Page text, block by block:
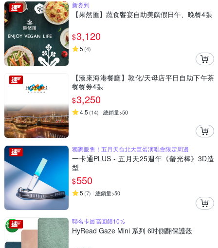
新券到
【果然匯】蔬食饗宴自助美饌假日午、晚餐4張
$3,120
5 (4)
【漢來海港餐廳】敦化/天母店平日自助下午茶
餐餐券4張
$3,250
4.5 (14) 總銷量>50
獨家販售！五月天台北大巨蛋演唱會限定周邊
一卡通PLUS - 五月天25週年《螢光棒》3D造
型
$550
5 (7) 總銷量>50
聯名卡最高回饋10%
HyRead Gaze Mini 系列 6吋側翻保護殼